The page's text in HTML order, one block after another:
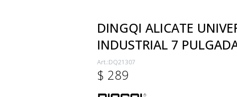
DINGQI ALICATE
INDUSTRIAL 7
DQ21307
$ 289